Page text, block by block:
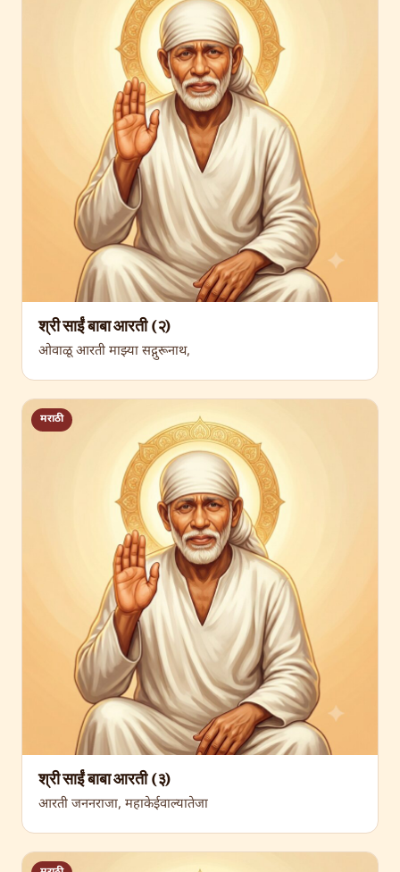
श्री साईं बाबा आरती (२)
ओवाळू आरती माझ्या सद्गुरूनाथ,
मराठी
श्री साईं बाबा आरती (३)
आरती जननराजा, महाकेईवाल्यातेजा